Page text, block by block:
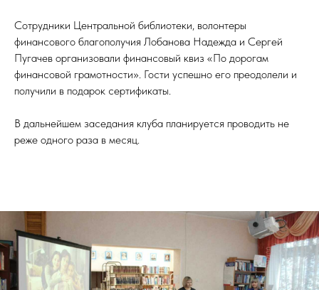
Сотрудники Центральной библиотеки, волонтеры
финансового благополучия Лобанова Надежда и Сергей
Пугачев организовали финансовый квиз «По дорогам
финансовой грамотности». Гости успешно его преодолели и
получили в подарок сертификаты.
В дальнейшем заседания клуба планируется проводить не
реже одного раза в месяц.